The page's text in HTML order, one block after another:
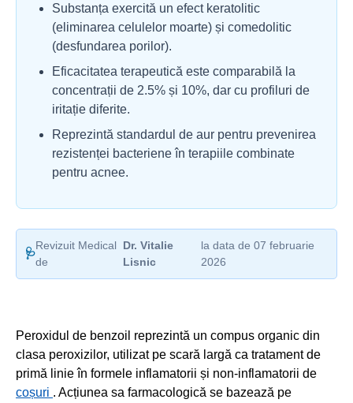
Substanța exercită un efect keratolitic
(eliminarea celulelor moarte) și comedolitic
(desfundarea porilor).
Eficacitatea terapeutică este comparabilă la
concentrații de 2.5% și 10%, dar cu profiluri de
iritație diferite.
Reprezintă standardul de aur pentru prevenirea
rezistenței bacteriene în terapiile combinate
pentru acnee.
🩺
Revizuit Medical
de
Dr. Vitalie
Lisnic
la data de 07 februarie
2026
Peroxidul de benzoil reprezintă un compus organic din
clasa peroxizilor, utilizat pe scară largă ca tratament de
primă linie în formele inflamatorii și non-inflamatorii de
coșuri . Acțiunea sa farmacologică se bazează pe